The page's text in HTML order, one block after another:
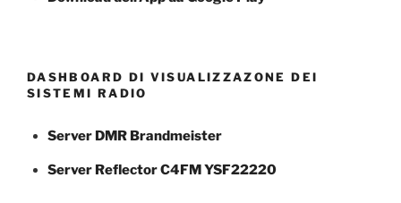
DASHBOARD DI VISUALIZZAZONE DEI
SISTEMI RADIO
Server DMR Brandmeister
Server Reflector C4FM YSF22220